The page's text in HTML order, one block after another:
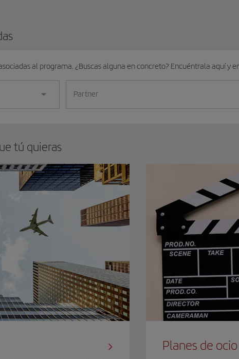
al programa. ¿Buscas alguna en concreto? Encuéntrala aquí y
Partner
tú quieras
Planes de ocio